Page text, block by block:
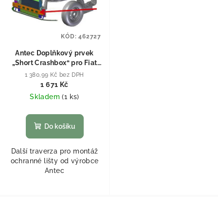
Antec Doplňkový prvek
„Short Crashbox“ pro Fiat
Ducato 2014
1 380,99 Kč bez DPH
1 671 Kč
Skladem(1 ks)
Do košíku
Další traverza pro montáž
ochranné lišty od výrobce
Antec
KÓD:462727